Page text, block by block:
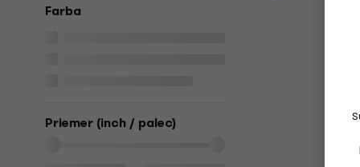
Farba
Priemer (inch / palec)